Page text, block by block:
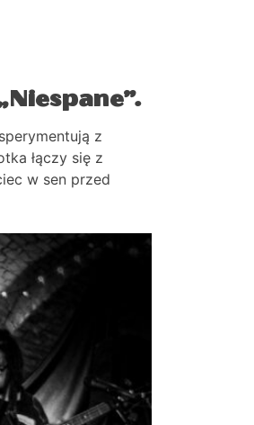
z
łączy się z
w sen przed